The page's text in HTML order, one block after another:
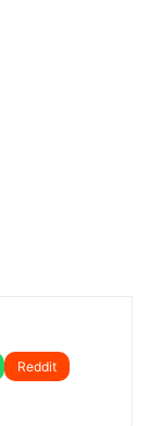
Reddit